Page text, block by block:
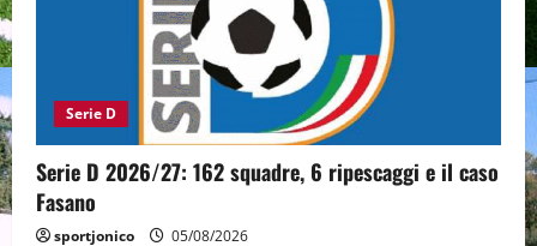
Serie D
Serie D 2026/27: 162 squadre, 6 ripescaggi e il caso
Fasano
sportjonico 05/08/2026